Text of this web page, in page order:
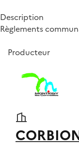
Description
Règlements
Producteur